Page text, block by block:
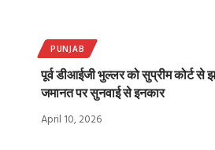
PUNJAB
पूर्व डीआईजी भुल्लर को सुप्रीम कोर्ट से
जमानत पर सुनवाई से इनकार
April 10, 2026